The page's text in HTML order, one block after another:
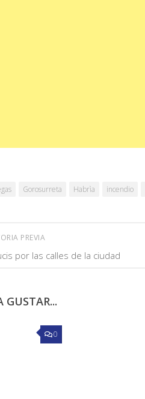
Gorosurreta Habrìa incendio
PREVIA
por las calles de la ciudad
0